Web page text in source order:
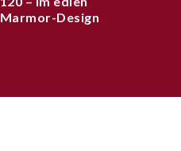
Marmor-Design